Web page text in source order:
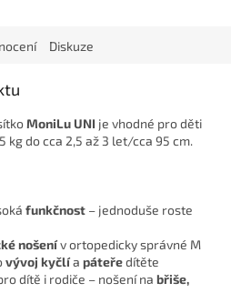
Diskuze
MoniLu UNI je vhodné pro děti
kg do cca 2,5 až 3 let/cca 95 cm.
funkčnost – jednoduše roste
nošenív ortopedicky správné M
vývoj kyčlía páteředítěte
dítě i rodiče – nošení na břiše,